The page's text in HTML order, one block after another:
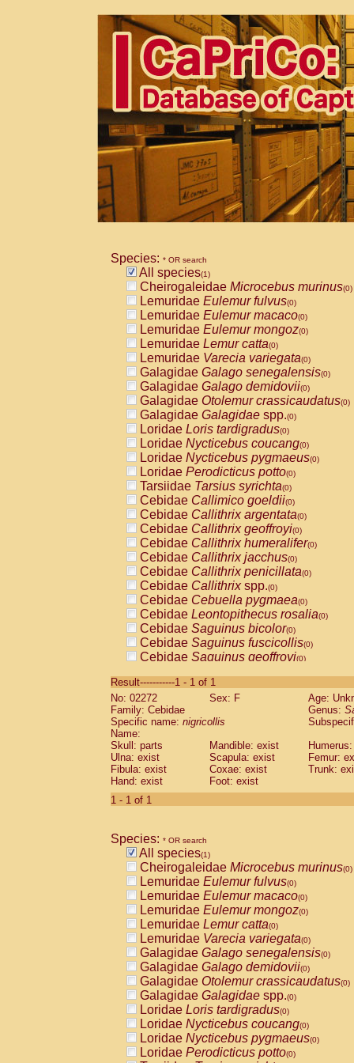
Species: * OR search
All species(1)
Cheirogaleidae Microcebus murinus(0)
Lemuridae Eulemur fulvus(0)
Lemuridae Eulemur macaco(0)
Lemuridae Eulemur mongoz(0)
Lemuridae Lemur catta(0)
Lemuridae Varecia variegata(0)
Galagidae Galago senegalensis(0)
Galagidae Galago demidovii(0)
Galagidae Otolemur crassicaudatus(0)
Galagidae Galagidae spp.(0)
Loridae Loris tardigradus(0)
Loridae Nycticebus coucang(0)
Loridae Nycticebus pygmaeus(0)
Loridae Perodicticus potto(0)
Tarsiidae Tarsius syrichta(0)
Cebidae Callimico goeldii(0)
Cebidae Callithrix argentata(0)
Cebidae Callithrix geoffroyi(0)
Cebidae Callithrix humeralifer(0)
Cebidae Callithrix jacchus(0)
Cebidae Callithrix penicillata(0)
Cebidae Callithrixspp.(0)
Cebidae Cebuella pygmaea(0)
Cebidae Leontopithecus rosalia(0)
Cebidae Saguinus bicolor(0)
Cebidae Saguinus fuscicollis(0)
Cebidae Saguinus geoffroyi(0)
CebidaeSaguinus labiatus(0)
Cebidae Saguinus leucopus (0)
Cebidae
CebidaeSaguinus mystax
Cebidae Saguinus nigricollis (1)
Cebidae Saguinus oedipus
Cebidae Saguinus weddelli
Cebidae Saguinusspp.
Cebidae
CebidaeCebus capucinus
CebidaeCebus nigrivittatus
CebidaeCebus spp.(0)
CebidaeSaimiri boliviensis(0)
CebidaeSaimiri sciureus(0)
AtelidaeAlouatta caraya(0)
AtelidaeAlouatta fusca(0)
AtelidaeAlouatta seniculus(0)
AtelidaeAlouattaspp.(0)
AtelidaeAteles belzebuth(0)
AtelidaeAteles geoffroyi(0)
AtelidaeAteles paniscus(0)
AtelidaeAtelesspp.(0)
AtelidaeLagothrix lagothricha(0)
AtelidaeLagothrix lagothricha cana
PitheciidaeCacajao calvus
Result-----------1 - 1 of 1
No: 02272
Sex: F
Age:
Family: Cebidae
Genus:
Specific name: nigricollis
Name:
Skull: parts
Mandible: exist
Ulna: exist
Scapula: exist
Femur:
Fibula: exist
Coxae: exist
Trunk:
Hand: exist
Foot: exist
1 - 1 of 1
Species: * OR search
All species(1)
Cheirogaleidae Microcebus murinus(0)
Lemuridae Eulemur fulvus(0)
Lemuridae Eulemur macaco(0)
Lemuridae Eulemur mongoz(0)
Lemuridae Lemur catta(0)
Lemuridae Varecia variegata(0)
Galagidae Galago senegalensis(0)
Galagidae Galago demidovii(0)
Galagidae Otolemur crassicaudatus(0)
Galagidae Galagidae spp.(0)
Loridae Loris tardigradus(0)
Loridae Nycticebus coucang(0)
Loridae Nycticebus pygmaeus(0)
Loridae Perodicticus potto(0)